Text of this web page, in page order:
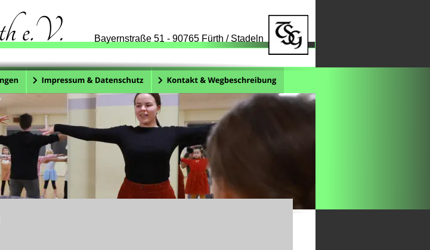
Bayernstraße 51 - 90765 Fürth / Stadeln